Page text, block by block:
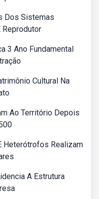
Dos Sistemas
Reprodutor
3 Ano Fundamental
Cultural Na
Ao Território Depois
Heterótrofos Realizam
A Estrutura